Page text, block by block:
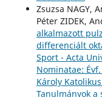
Zsuzsa NAGY,
Péter ZIDEK,
alkalmazott
differenciált
Sport - Acta
Nominatae:
Károly
Tanulmányok a